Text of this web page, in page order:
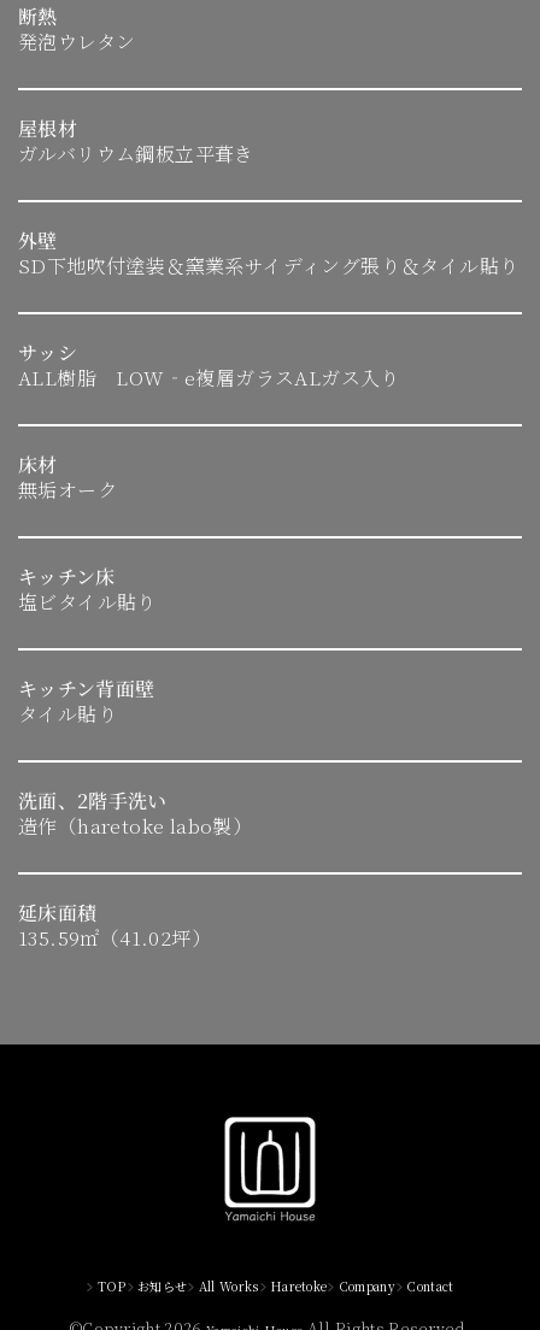
断熱
発泡ウレタン
屋根材
ガルバリウム鋼板立平葺き
外壁
SD下地吹付塗装＆窯業系サイディング張り＆タイル貼り
サッシ
ALL樹脂 LOW‐e複層ガラスALガス入り
床材
無垢オーク
キッチン床
塩ビタイル貼り
キッチン背面壁
タイル貼り
洗面、2階手洗い
造作（haretoke labo製）​
延床面積
135.59㎡（41.02坪）
TOP お知らせ All Works Haretoke Company Contact